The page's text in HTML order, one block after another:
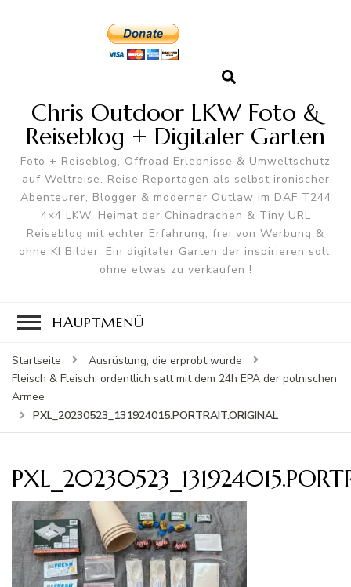
Chris Outdoor LKW Foto &
Reiseblog + Digitaler Garten
Foto + Reiseblog, Offroad Erlebnisse & Umweltschutz
auf Weltreise. Reise Reportagen als selbst ironischer
Abenteurer, Blogger & moderner Outlaw im DAF T244
4×4 LKW. Heimat der Chinadrachen & Tiny URL
Reiseblog mit echter Erfahrung, frei von Werbung &
ohne KI Bilder. Ein digitaler Garten der inspirieren soll,
ohne etwas zu verkaufen !
HAUPTMENÜ
Startseite
Ausrüstung, die erprobt wurde
Fleisch & Fleisch: ordentlich satt mit dem 24h EPA der polnischen
Armee
PXL_20230523_131924015.PORTRAIT.ORIGINAL